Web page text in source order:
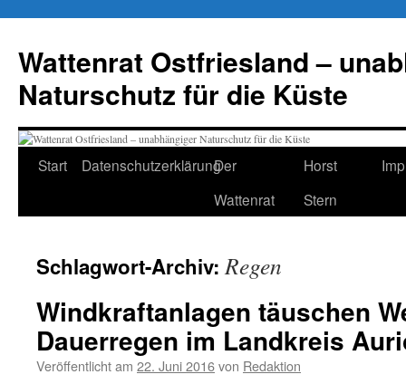
springen
Wattenrat Ostfriesland –
Naturschutz für die Küste
Start DatenschutzerklärungDer
Wattenrat
Horst
Stern
Schlagwort-Archiv:Regen
Windkraftanlagen täuschen
Dauerregen im Landkreis
Veröffentlicht am 22. Juni 2016von Redaktion